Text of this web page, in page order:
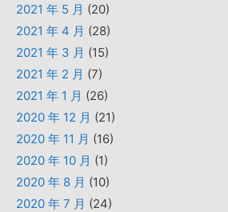
2021 年 5 月 (20)
2021 年 4 月 (28)
2021 年 3 月 (15)
2021 年 2 月 (7)
2021 年 1 月 (26)
2020 年 12 月 (21)
2020 年 11 月 (16)
2020 年 10 月 (1)
2020 年 8 月 (10)
2020 年 7 月 (24)